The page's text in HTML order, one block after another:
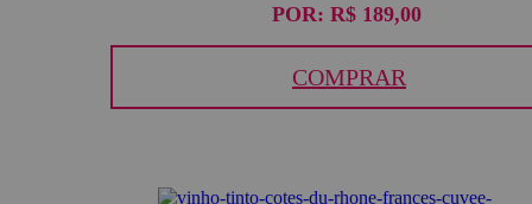
POR: R$ 189,00
COMPRAR